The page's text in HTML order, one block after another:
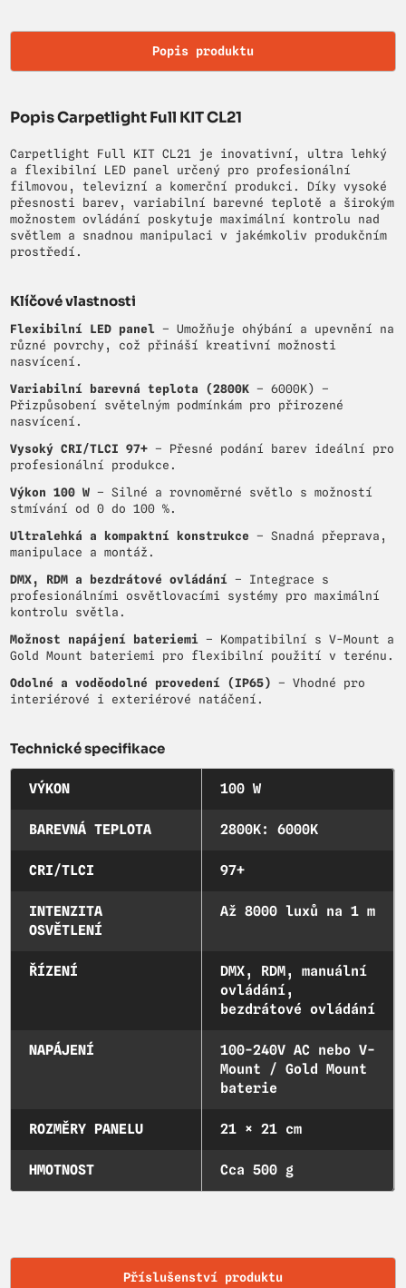
Popis produktu
Popis Carpetlight Full KIT CL21
Carpetlight Full KIT CL21 je inovativní, ultra lehký
a flexibilní LED panel určený pro profesionální
filmovou, televizní a komerční produkci. Díky vysoké
přesnosti barev, variabilní barevné teplotě a širokým
možnostem ovládání poskytuje maximální kontrolu nad
světlem a snadnou manipulaci v jakémkoliv produkčním
prostředí.
Klíčové vlastnosti
Flexibilní LED panel – Umožňuje ohýbání a upevnění na
různé povrchy, což přináší kreativní možnosti
nasvícení.
Variabilní barevná teplota (2800K – 6000K) –
Přizpůsobení světelným podmínkám pro přirozené
nasvícení.
Vysoký CRI/TLCI 97+ – Přesné podání barev ideální pro
profesionální produkce.
Výkon 100 W – Silné a rovnoměrné světlo s možností
stmívání od 0 do 100 %.
Ultralehká a kompaktní konstrukce – Snadná přeprava,
manipulace a montáž.
DMX, RDM a bezdrátové ovládání – Integrace s
profesionálními osvětlovacími systémy pro maximální
kontrolu světla.
Možnost napájení bateriemi – Kompatibilní s V-Mount a
Gold Mount bateriemi pro flexibilní použití v terénu.
Odolné a voděodolné provedení (IP65) – Vhodné pro
interiérové i exteriérové natáčení.
Technické specifikace
VÝKON 100 W
BAREVNÁ TEPLOTA 2800K: 6000K
CRI/TLCI 97+
INTENZITA
OSVĚTLENÍ
Až 8000 luxů na 1 m
ŘÍZENÍ
DMX, RDM, manuální
ovládání,
bezdrátové ovládání
NAPÁJENÍ
100-240V AC nebo V-
Mount / Gold Mount
baterie
ROZMĚRY PANELU 21 × 21 cm
HMOTNOST Cca 500 g
Příslušenství produktu